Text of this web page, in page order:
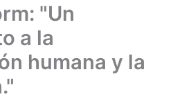
"Un
a la
humana y la